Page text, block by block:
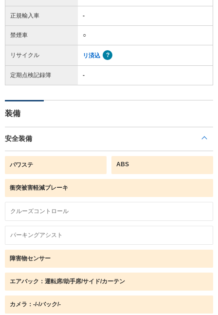
正規輸入車 -
禁煙車 ○
リサイクル リ済込
定期点検記録簿 -
装備
安全装備
パワステ ABS
衝突被害軽減ブレーキ
クルーズコントロール
パーキングアシスト
障害物センサー
エアバック：運転席/助手席/サイド/カーテン
カメラ：-/-/バック/-